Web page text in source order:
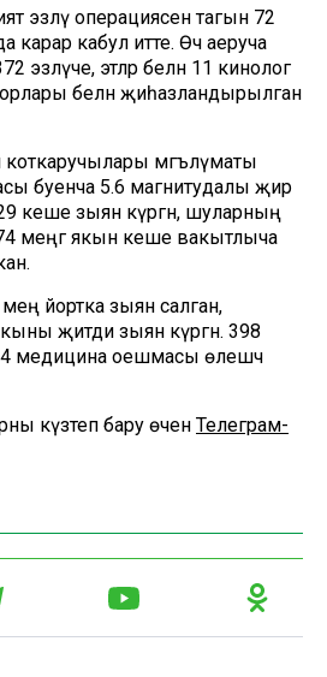
эзләү операциясен тагын 72
карар кабул итте. Өч аеруча
эзләүче, этләр белән 11 кинолог
белән җиһазландырылган
мәгълүматы
буенча 5.6 магнитудалы җир
кеше зыян күргән, шуларның
74 меңгә якын кеше вакытлыча
йортка зыян салган,
җитди зыян күргән. 398
14 медицина оешмасы өлешчә
күзәтеп бару өчен Телеграм-